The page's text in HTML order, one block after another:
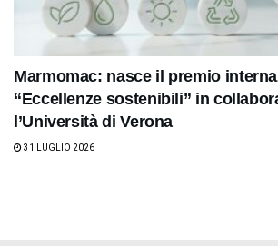
Marmomac: nasce il premio
“Eccellenze sostenibili” in
l’Università di Verona
31 LUGLIO 2026